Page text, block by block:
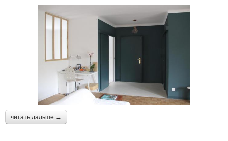
читать дальше →